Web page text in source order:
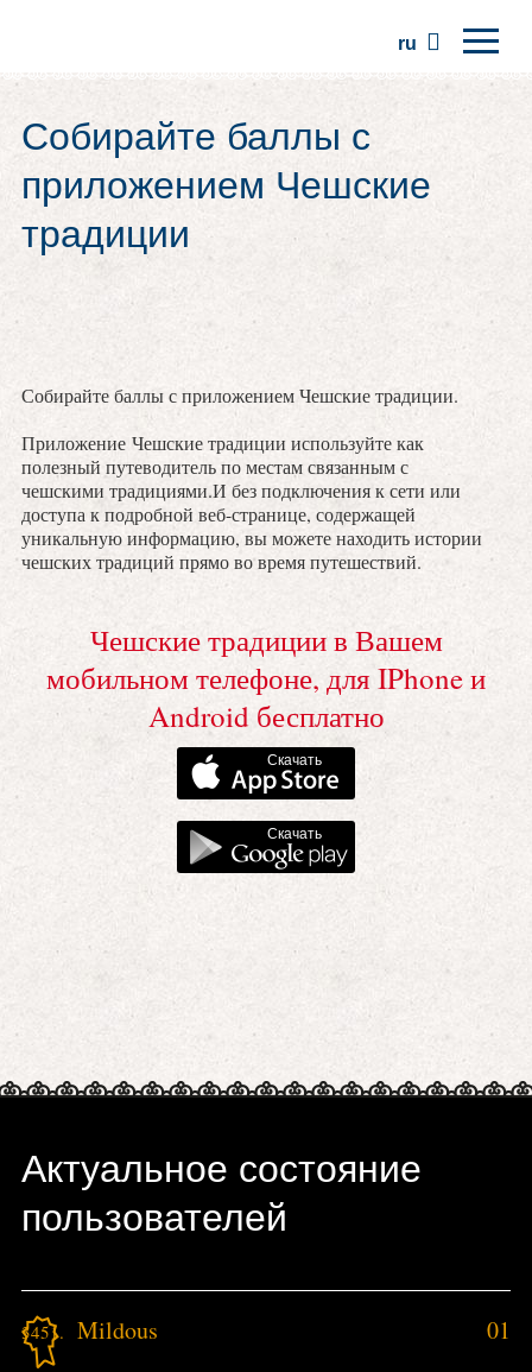
ru
Регионы
Традиции
Экскурсии
Собирайте баллы с
приложением Чешские
традиции
Собирайте баллы с приложением Чешские традиции.
Приложение Чешские традиции используйте как
полезный путеводитель по местам связанным с
чешскими традициями.И без подключения к сети или
доступа к подробной веб-странице, содержащей
уникальную информацию, вы можете находить истории
чешских традиций прямо во время путешествий.
Чешские традиции в Вашем
мобильном телефоне, для IPhone и
Android бесплатно
Скачать
Скачать
Актуальное состояние
пользователей
3451. Mildous 01